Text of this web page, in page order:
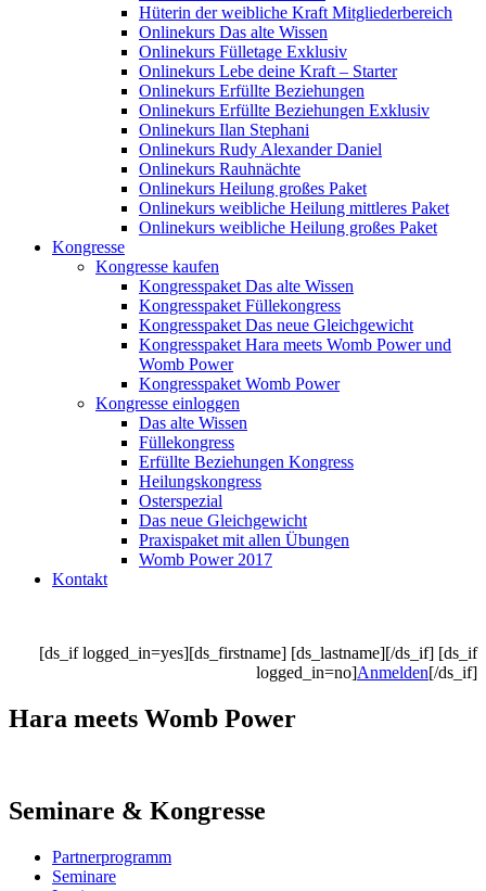
Hüterin der weibliche Kraft Mitgliederbereich
Onlinekurs Das alte Wissen
Onlinekurs Fülletage Exklusiv
Onlinekurs Lebe deine Kraft – Starter
Onlinekurs Erfüllte Beziehungen
Onlinekurs Erfüllte Beziehungen Exklusiv
Onlinekurs Ilan Stephani
Onlinekurs Rudy Alexander Daniel
Onlinekurs Rauhnächte
Onlinekurs Heilung großes Paket
Onlinekurs weibliche Heilung mittleres Paket
Onlinekurs weibliche Heilung großes Paket
Kongresse
Kongresse kaufen
Kongresspaket Das alte Wissen
Kongresspaket Füllekongress
Kongresspaket Das neue Gleichgewicht
Kongresspaket Hara meets Womb Power und
Womb Power
Kongresspaket Womb Power
Kongresse einloggen
Das alte Wissen
Füllekongress
Erfüllte Beziehungen Kongress
Heilungskongress
Osterspezial
Das neue Gleichgewicht
Praxispaket mit allen Übungen
Womb Power 2017
Kontakt
[ds_if logged_in=yes][ds_firstname] [ds_lastname][/ds_if] [ds_if
logged_in=no]Anmelden[/ds_if]
Hara meets Womb Power
Seminare & Kongresse
Partnerprogramm
Seminare